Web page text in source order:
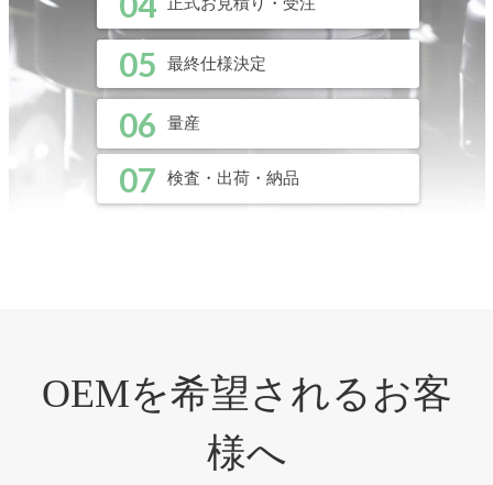
05 最終仕様決定
06 量産
07 検査・出荷・納品
OEMを希望されるお客
様へ